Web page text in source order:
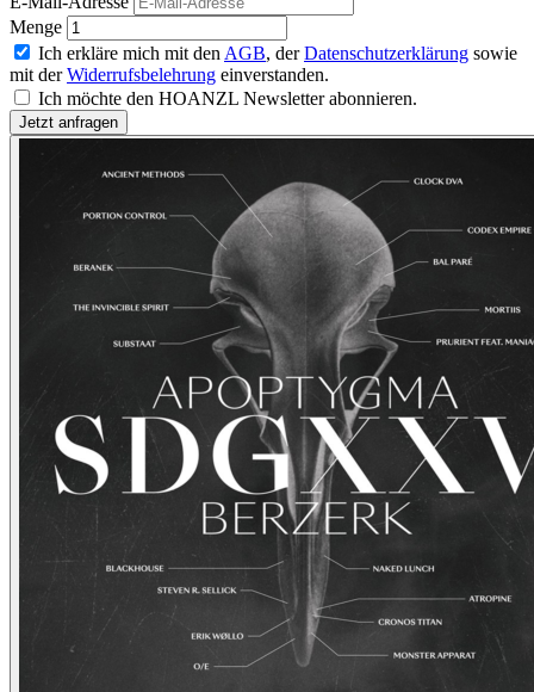
Menge
Ich erkläre mich mit den AGB, derDatenschutzerklärung sowie
mit derWiderrufsbelehrung einverstanden.
Ich möchte den HOANZL Newsletter abonnieren.